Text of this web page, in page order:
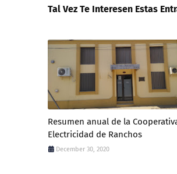
Tal Vez Te Interesen Estas
Resumen anual de la
Electricidad de Ranchos
December 30, 2020